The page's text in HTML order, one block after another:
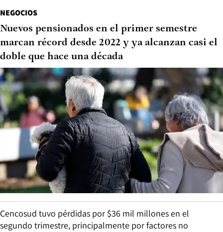
NEGOCIOS
Nuevos pensionados en el primer semestre
marcan récord desde 2022 y ya alcanzan casi el
doble que hace una década
Cencosud tuvo pérdidas por $36 mil millones en el
segundo trimestre, principalmente por factores no